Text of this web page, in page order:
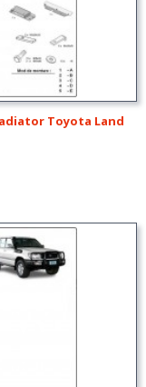
Toyota Land